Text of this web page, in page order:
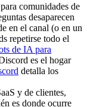
comunidades de
desaparecen
en el canal (o en un
repetirse todo el
de IA para
es el hogar
detalla los
y de clientes,
es donde ocurre